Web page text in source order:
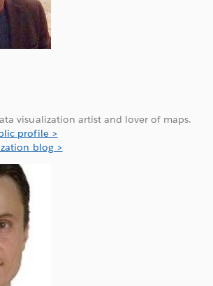
visualization artist and lover of maps.
profile >
blog >